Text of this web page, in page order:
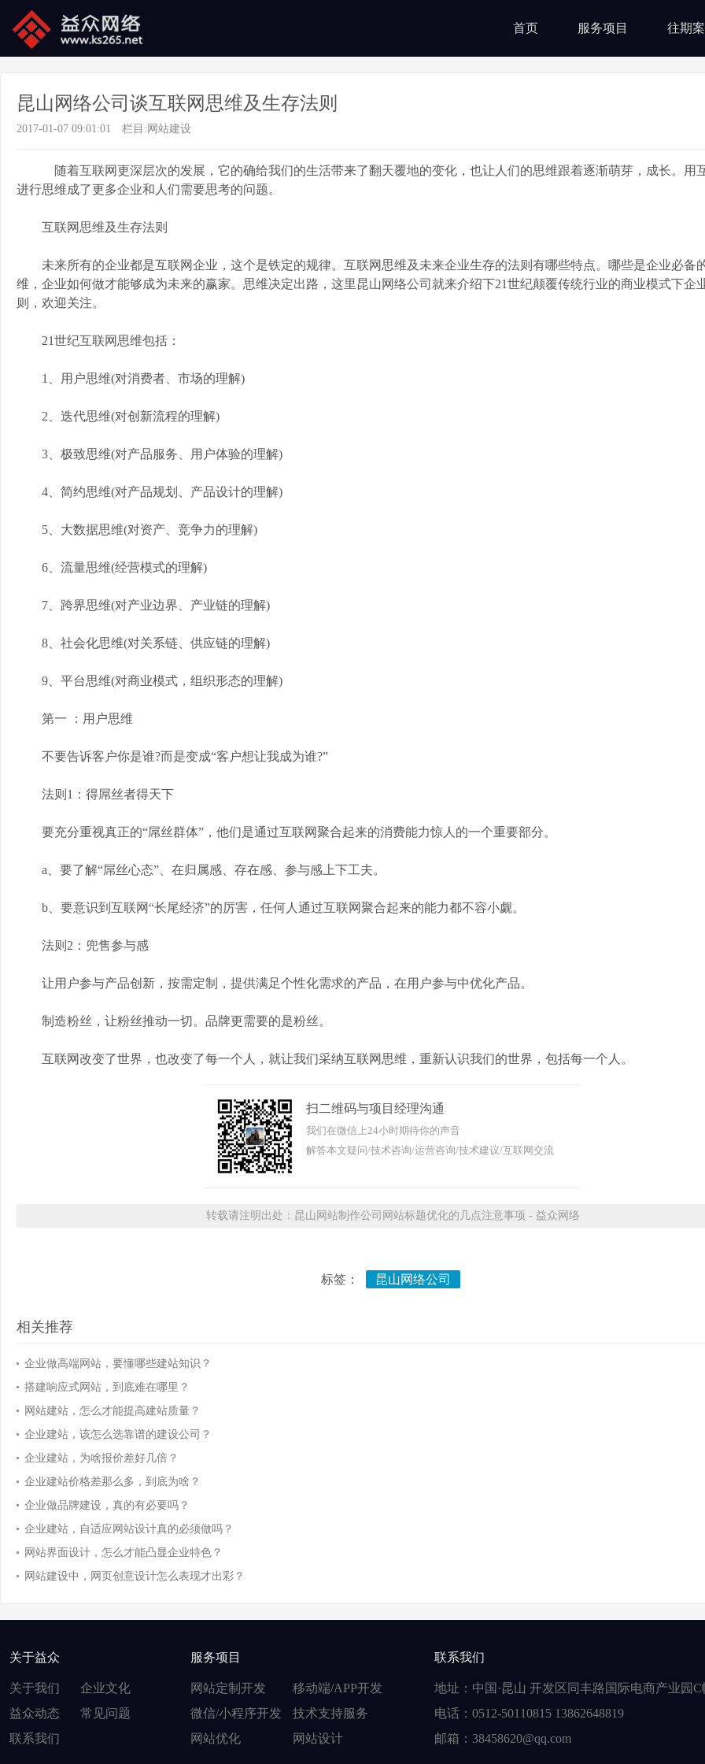
首页 服务项目 往期
昆山网络公司谈互联网思维及生存法则
2017-01-07 09:01:01 栏目: 网站建设
随着互联网更深层次的发展，它的确给我们的生活带来了翻天覆地的变化，也让人们的思维跟着逐渐萌芽，成长。用
进行思维成了更多企业和人们需要思考的问题。
互联网思维及生存法则
未来所有的企业都是互联网企业，这个是铁定的规律。互联网思维及未来企业生存的法则有哪些特点。哪些是企业必备
维，企业如何做才能够成为未来的赢家。思维决定出路，这里昆山网络公司就来介绍下21世纪颠覆传统行业的商业模式下企
则，欢迎关注。
21世纪互联网思维包括：
1、用户思维(对消费者、市场的理解)
2、迭代思维(对创新流程的理解)
3、极致思维(对产品服务、用户体验的理解)
4、简约思维(对产品规划、产品设计的理解)
5、大数据思维(对资产、竞争力的理解)
6、流量思维(经营模式的理解)
7、跨界思维(对产业边界、产业链的理解)
8、社会化思维(对关系链、供应链的理解)
9、平台思维(对商业模式，组织形态的理解)
第一 ：用户思维
不要告诉客户你是谁?而是变成“客户想让我成为谁?”
法则1：得屌丝者得天下
要充分重视真正的“屌丝群体”，他们是通过互联网聚合起来的消费能力惊人的一个重要部分。
a、要了解“屌丝心态”、在归属感、存在感、参与感上下工夫。
b、要意识到互联网“长尾经济”的厉害，任何人通过互联网聚合起来的能力都不容小觑。
法则2：兜售参与感
让用户参与产品创新，按需定制，提供满足个性化需求的产品，在用户参与中优化产品。
制造粉丝，让粉丝推动一切。品牌更需要的是粉丝。
互联网改变了世界，也改变了每一个人，就让我们采纳互联网思维，重新认识我们的世界，包括每一个人。
扫二维码与项目经理沟通
我们在微信上24小时期待你的声音
解答本文疑问/技术咨询/运营咨询/技术建议/互联网交流
转载请注明出处：昆山网站制作公司网站标题优化的几点注意事项 - 益众网络
标签： 昆山网络公司
相关推荐
企业做高端网站，要懂哪些建站知识？
搭建响应式网站，到底难在哪里？
网站建站，怎么才能提高建站质量？
企业建站，该怎么选靠谱的建设公司？
企业建站，为啥报价差好几倍？
企业建站价格差那么多，到底为啥？
企业做品牌建设，真的有必要吗？
企业建站，自适应网站设计真的必须做吗？
网站界面设计，怎么才能凸显企业特色？
网站建设中，网页创意设计怎么表现才出彩？
关于益众
关于我们
企业文化
益众动态
常见问题
联系我们
服务项目
网站定制开发
移动端/APP开发
微信/小程序开发
技术支持服务
网站优化
网站设计
联系我们
地址：中国·昆山 开发区同丰路国际电商产业园C
电话：0512-50110815 13862648819
邮箱：38458620@qq.com